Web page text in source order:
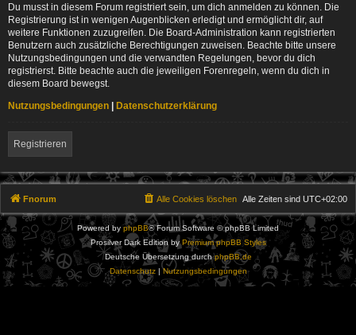
Du musst in diesem Forum registriert sein, um dich anmelden zu können. Die
Registrierung ist in wenigen Augenblicken erledigt und ermöglicht dir, auf
weitere Funktionen zuzugreifen. Die Board-Administration kann registrierten
Benutzern auch zusätzliche Berechtigungen zuweisen. Beachte bitte unsere
Nutzungsbedingungen und die verwandten Regelungen, bevor du dich
registrierst. Bitte beachte auch die jeweiligen Forenregeln, wenn du dich in
diesem Board bewegst.
Nutzungsbedingungen | Datenschutzerklärung
Registrieren
Fnorum Alle Zeiten sind UTC+02:00
Alle Cookies löschen
Powered by phpBB® Forum Software © phpBB Limited
Prosilver Dark Edition byPremium phpBB Styles
Deutsche Übersetzung durchphpBB.de
Datenschutz|Nutzungsbedingungen